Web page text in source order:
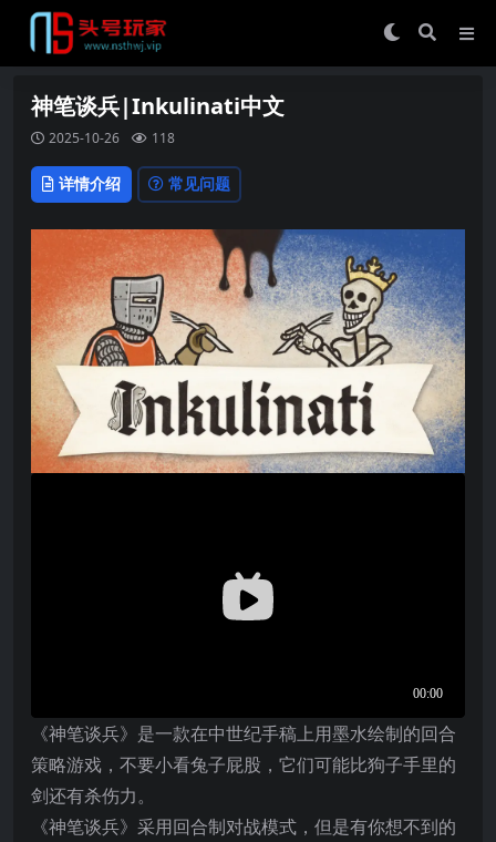
神笔谈兵|Inkulinati中文
2025-10-26 118
详情介绍 常见问题
《神笔谈兵》是一款在中世纪手稿上用墨水绘制的回合
策略游戏，不要小看兔子屁股，它们可能比狗子手里的
剑还有杀伤力。
《神笔谈兵》采用回合制对战模式，但是有你想不到的